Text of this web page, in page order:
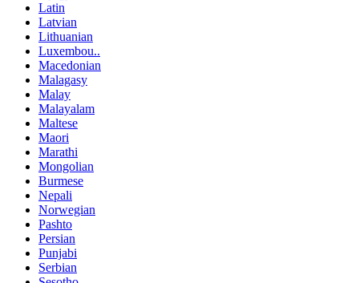
Latin
Latvian
Lithuanian
Luxembou..
Macedonian
Malagasy
Malay
Malayalam
Maltese
Maori
Marathi
Mongolian
Burmese
Nepali
Norwegian
Pashto
Persian
Punjabi
Serbian